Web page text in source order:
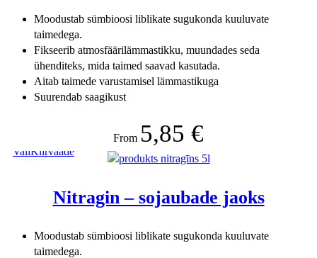
Moodustab sümbioosi liblikate sugukonda kuuluvate
taimedega.
Fikseerib atmosfäärilämmastikku, muundades seda
ühenditeks, mida taimed saavad kasutada.
Aitab taimede varustamisel lämmastikuga
Suurendab saagikust
From 5,85 €
ValiKiirvaade
Nitragin – sojaubade jaoks
Moodustab sümbioosi liblikate sugukonda kuuluvate
taimedega.